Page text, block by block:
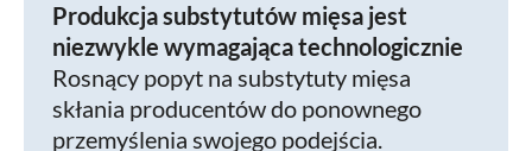
Produkcja substytutów mięsa jest
niezwykle wymagająca technologicznie
Rosnący popyt na substytuty mięsa
skłania producentów do ponownego
przemyślenia swojego podejścia.